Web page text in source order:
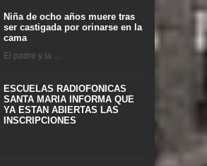
Niña de ocho años muere tras
ser castigada por orinarse en la
cama
El padre y la ...
ESCUELAS RADIOFONICAS
SANTA MARIA INFORMA QUE
YA ESTAN ABIERTAS LAS
INSCRIPCIONES